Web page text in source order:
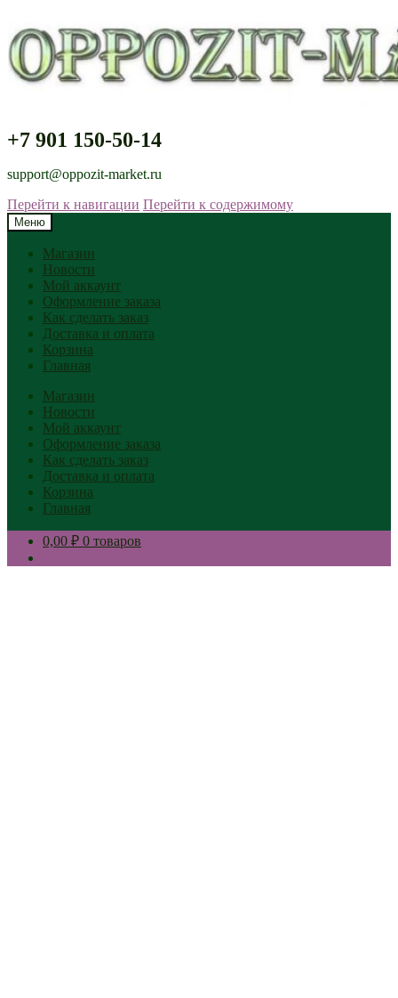
+7 901 150-50-14
support@oppozit-market.ru
Перейти к навигации Перейти к содержимому
Меню
Магазин
Новости
Мой аккаунт
Оформление заказа
Как сделать заказ
Доставка и оплата
Корзина
Главная
Магазин
Новости
Мой аккаунт
Оформление заказа
Как сделать заказ
Доставка и оплата
Корзина
Главная
0,00 ₽ 0 товаров